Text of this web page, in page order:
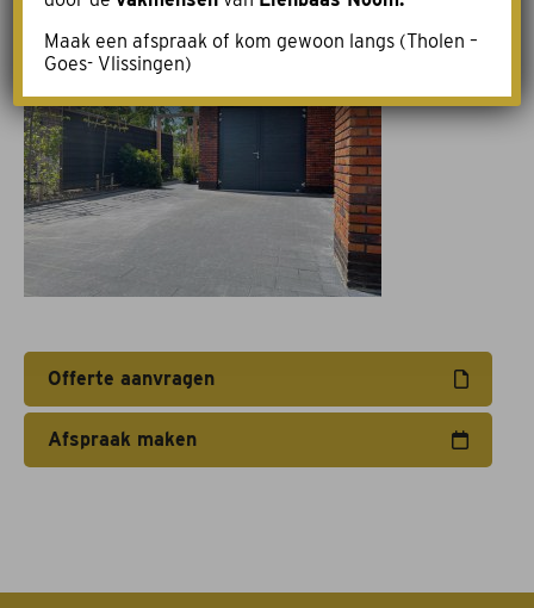
Acties
Afspraak maken
Contact
Offerte aanvragen
Afspraak maken
Maak een afspraak of kom gewoon langs (Tholen –
Goes- Vlissingen)